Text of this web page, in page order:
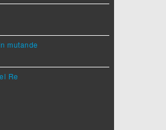
mutande
Re